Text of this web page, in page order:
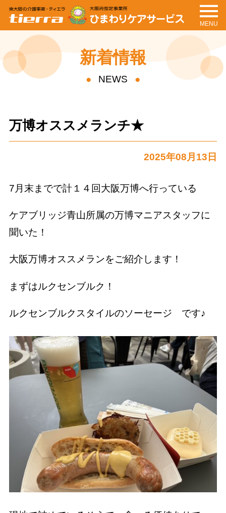
tierra
ひまわりケアサービ
ス
MENU
新着情報
NEWS
万博オススメランチ★
2025年08月13日
7月末までで計１４回大阪万博へ行っている
ケアブリッジ青山所属の万博マニアスタッフに
聞いた！
大阪万博オススメランをご紹介します！
まずはルクセンブルク！
ルクセンブルクスタイルのソーセージ です♪